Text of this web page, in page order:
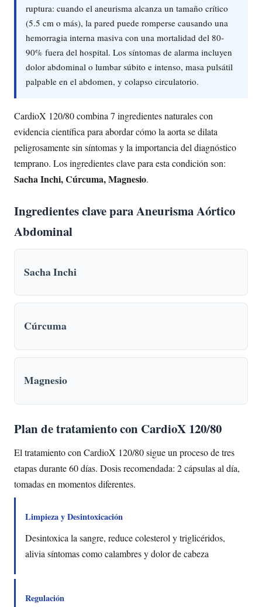
ruptura: cuando el aneurisma alcanza un tamaño crítico
(5.5 cm o más), la pared puede romperse causando una
hemorragia interna masiva con una mortalidad del 80-
90% fuera del hospital. Los síntomas de alarma incluyen
dolor abdominal o lumbar súbito e intenso, masa pulsátil
palpable en el abdomen, y colapso circulatorio.
CardioX 120/80 combina 7 ingredientes naturales con
evidencia científica para abordar cómo la aorta se dilata
peligrosamente sin síntomas y la importancia del diagnóstico
temprano. Los ingredientes clave para esta condición son:
Sacha Inchi, Cúrcuma, Magnesio.
Ingredientes clave para Aneurisma Aórtico
Abdominal
Sacha Inchi
Cúrcuma
Magnesio
Plan de tratamiento con CardioX 120/80
El tratamiento con CardioX 120/80 sigue un proceso de tres
etapas durante 60 días. Dosis recomendada: 2 cápsulas al día,
tomadas en momentos diferentes.
Limpieza y Desintoxicación
Desintoxica la sangre, reduce colesterol y triglicéridos,
alivia síntomas como calambres y dolor de cabeza
Regulación